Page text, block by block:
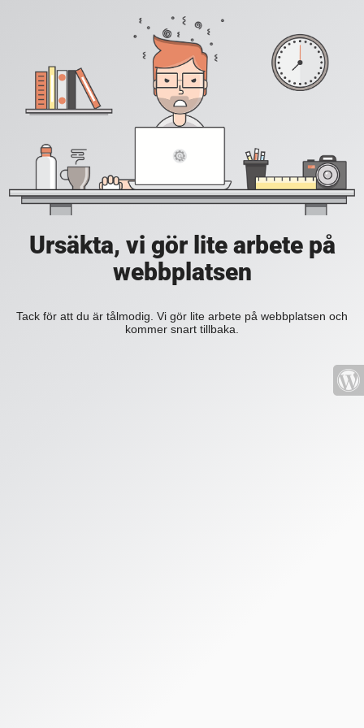
Ursäkta, vi gör lite arbete på
webbplatsen
Tack för att du är tålmodig. Vi gör lite arbete på webbplatsen och
kommer snart tillbaka.